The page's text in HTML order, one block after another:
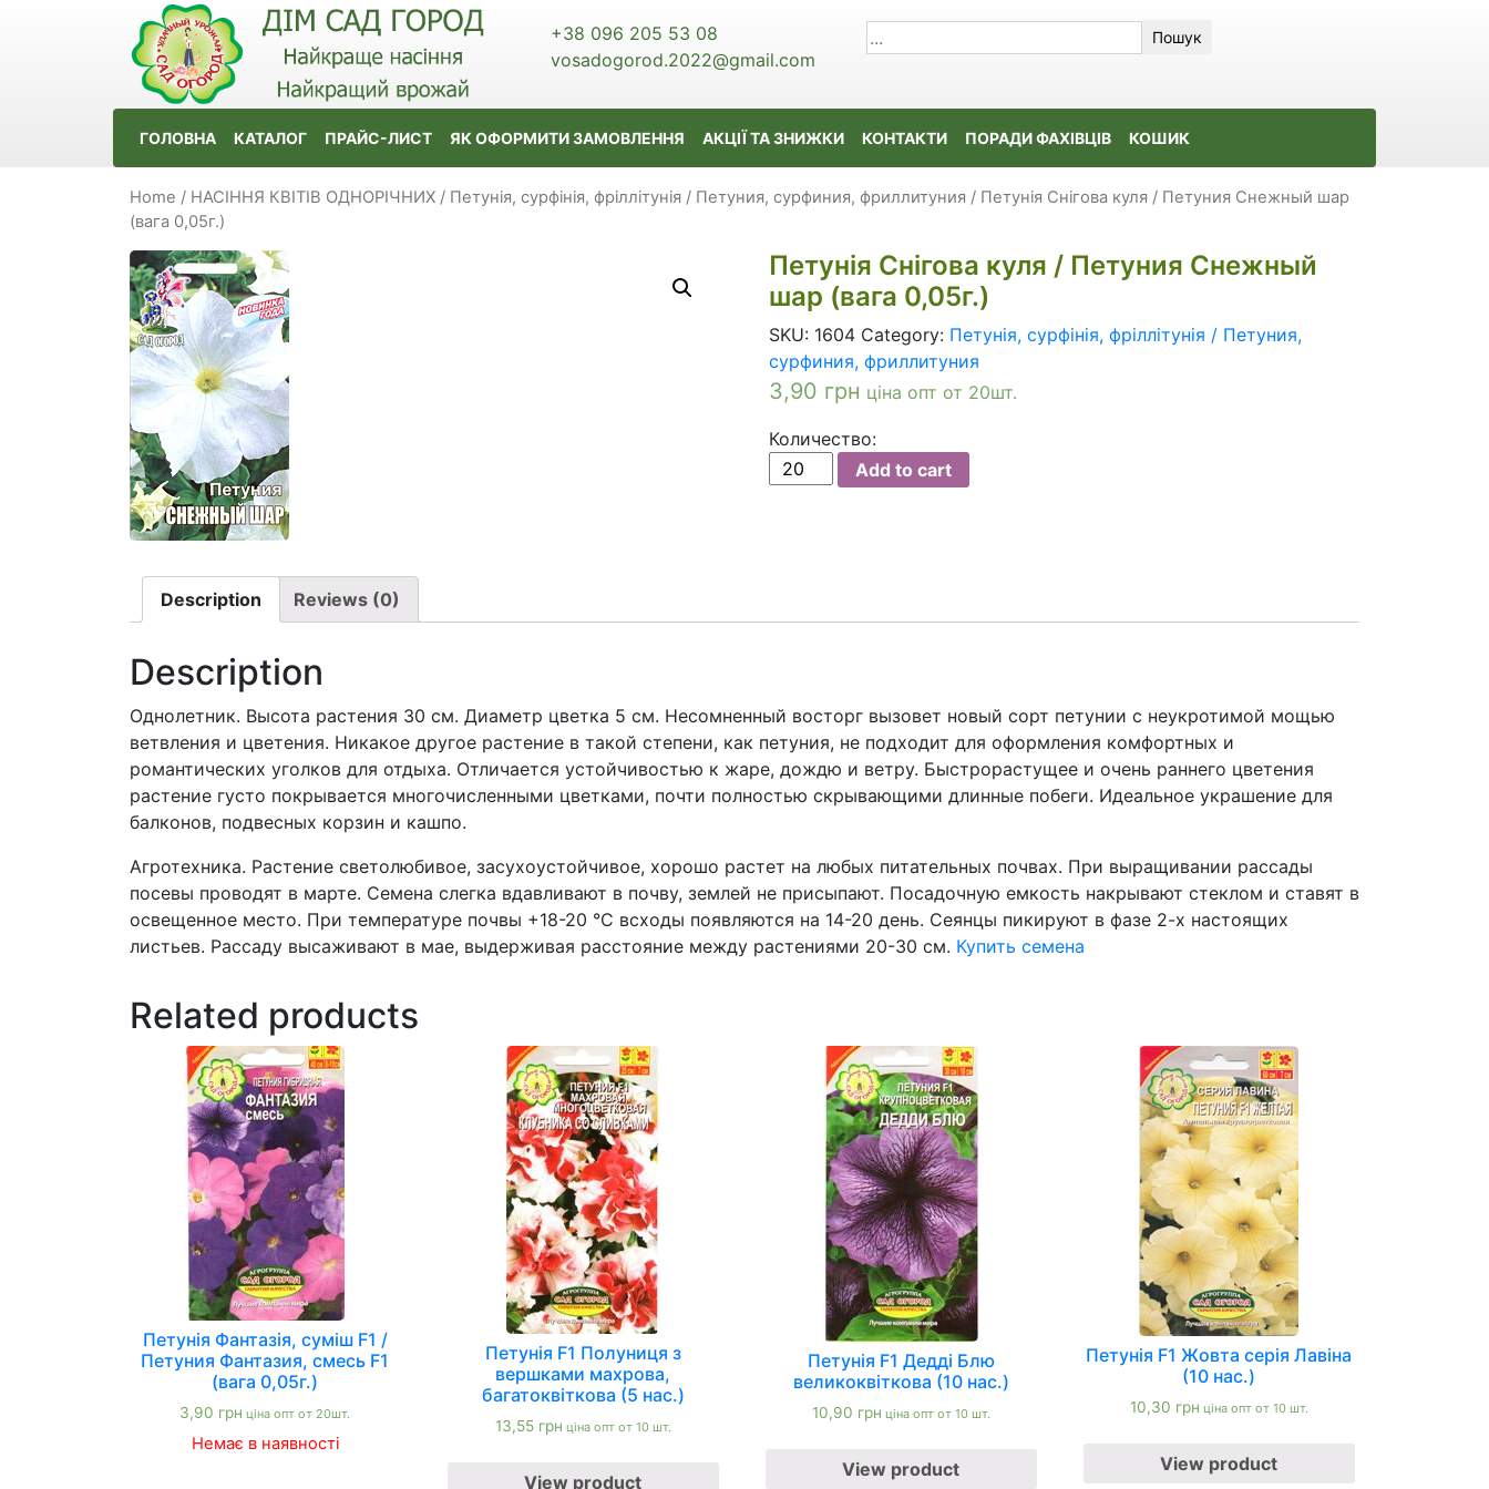
+38 096 205 53 08
vosadogorod.2022@gmail.com
Пошук
ГОЛОВНА КАТАЛОГ ПРАЙС-ЛИСТ ЯК ОФОРМИТИ ЗАМОВЛЕННЯ АКЦІЇ ТА ЗНИЖКИ КОНТАКТИ ПОРАДИ ФАХІВЦІВ КОШИК
Home / НАСІННЯ КВІТІВ ОДНОРІЧНИХ / Петунія, сурфінія, фріллітунія / Петуния, сурфиния, фриллитуния / Петунія Снігова куля / Петуния Снежный шар
(вага 0,05г.)
Петунія Снігова куля / Петуния Снежный
шар (вага 0,05г.)
SKU: 1604 Category: Петунія, сурфінія, фріллітунія / Петуния,
сурфиния, фриллитуния
3,90 грн ціна опт от 20шт.
Количество:
Петунія
Снігова
шар
quantity
Add to cart
Description Reviews (0)
Description
Однолетник. Высота растения 30 см. Диаметр цветка 5 см. Несомненный восторг вызовет новый сорт петунии с неукротимой мощью
ветвления и цветения. Никакое другое растение в такой степени, как петуния, не подходит для оформления комфортных и
романтических уголков для отдыха. Отличается устойчивостью к жаре, дождю и ветру. Быстрорастущее и очень раннего цветения
растение густо покрывается многочисленными цветками, почти полностью скрывающими длинные побеги. Идеальное украшение для
балконов, подвесных корзин и кашпо.
Агротехника. Растение светолюбивое, засухоустойчивое, хорошо растет на любых питательных почвах. При выращивании рассады
посевы проводят в марте. Семена слегка вдавливают в почву, землей не присыпают. Посадочную емкость накрывают стеклом и ставят в
освещенное место. При температуре почвы +18-20 °C всходы появляются на 14-20 день. Сеянцы пикируют в фазе 2-х настоящих
листьев. Рассаду высаживают в мае, выдерживая расстояние между растениями 20-30 см. Купить семена
Related products
Петунія Фантазія, суміш F1 /
Петуния Фантазия, смесь F1
(вага 0,05г.)
3,90 грн ціна опт от 20шт.
Немає в наявності
Петунія F1 Полуниця з
вершками махрова,
багатоквіткова (5 нас.)
13,55 грн ціна опт от 10 шт.
View product
Петунія F1 Дедді Блю
великоквіткова (10 нас.)
10,90 грн ціна опт от 10 шт.
View product
Петунія F1 Жовта серія Лавіна
(10 нас.)
10,30 грн ціна опт от 10 шт.
View product